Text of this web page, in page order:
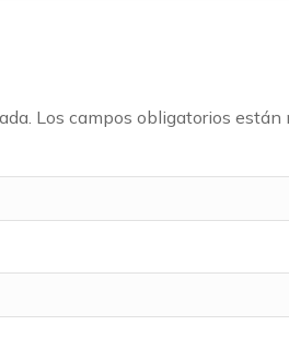
Los campos obligatorios están